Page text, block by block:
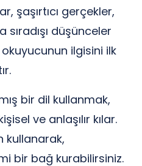
şaşırtıcı gerçekler,
düşünceler
ilgisini ilk
bir dil kullanmak,
ve anlaşılır kılar.
kullanarak,
bir bağ kurabilirsiniz.